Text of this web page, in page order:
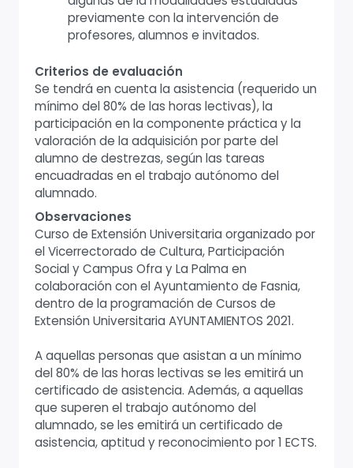
previamente con la intervención de
profesores, alumnos e invitados.
Criterios de evaluación
Se tendrá en cuenta la asistencia (requerido un
mínimo del 80% de las horas lectivas), la
participación en la componente práctica y la
valoración de la adquisición por parte del
alumno de destrezas, según las tareas
encuadradas en el trabajo autónomo del
alumnado.
Observaciones
Curso de Extensión Universitaria organizado por
el Vicerrectorado de Cultura, Participación
Social y Campus Ofra y La Palma en
colaboración con el Ayuntamiento de Fasnia,
dentro de la programación de Cursos de
Extensión Universitaria AYUNTAMIENTOS 2021.
A aquellas personas que asistan a un mínimo
del 80% de las horas lectivas se les emitirá un
certificado de asistencia. Además, a aquellas
que superen el trabajo autónomo del
alumnado, se les emitirá un certificado de
asistencia, aptitud y reconocimiento por 1 ECTS.